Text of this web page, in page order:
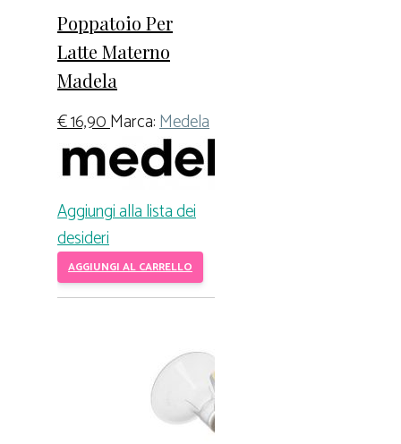
Poppatoio Per
Latte Materno
Madela
€16,90Marca:Medela
Aggiungi alla lista dei
desideri
AGGIUNGI AL CARRELLO